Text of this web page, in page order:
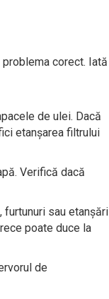
corect. Iată
de ulei. Dacă
etanșarea filtrului
Verifică dacă
sau etanșări
poate duce la
de